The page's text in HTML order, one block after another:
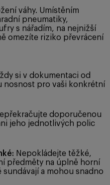
váhy. Umístěním
pneumatiky,
s nářadím, na nejnižší
omezíte riziko převrácení
si v dokumentaci od
nosnost pro vaši konkrétní
doporučenou
jeho jednotlivých polic
Nepokládejte těžké,
předměty na úplně horní
a mohou snadno